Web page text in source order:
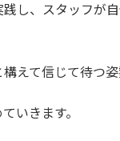
し、スタッフが
えて信じて待つ姿
いきます。